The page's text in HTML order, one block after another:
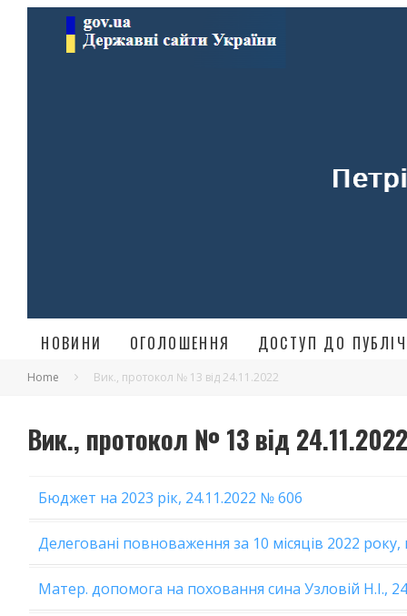
НОВИНИ ОГОЛОШЕННЯ ДОСТУП ДО
Home Вик., протокол № 13 від 24.11.2022
Вик., протокол № 13 від 24.11.2022
Бюджет на 2023 рік, 24.11.2022 № 606
Делеговані повноваження за 10 місяців 2022
Матер. допомога на поховання сина Узловій Н.І.,